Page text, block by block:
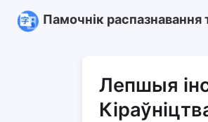
Памочнік распазнавання
Лепшыя